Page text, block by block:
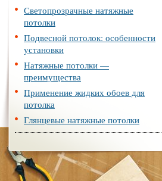
Светопрозрачные натяжные
потолки
Подвесной потолок: особенности
установки
Натяжные потолки —
преимущества
Применение жидких обоев для
потолка
Глянцевые натяжные потолки